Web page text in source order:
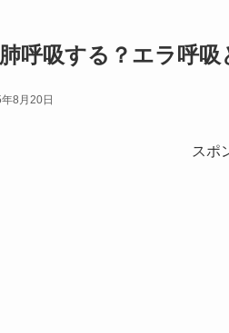
呼吸する？エラ呼
8月20日
スポ